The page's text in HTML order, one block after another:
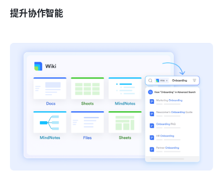
提升协作智能